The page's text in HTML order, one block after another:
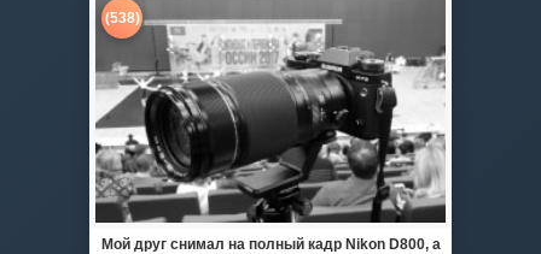
(538)
Мой друг снимал на полный кадр Nikon D800, а